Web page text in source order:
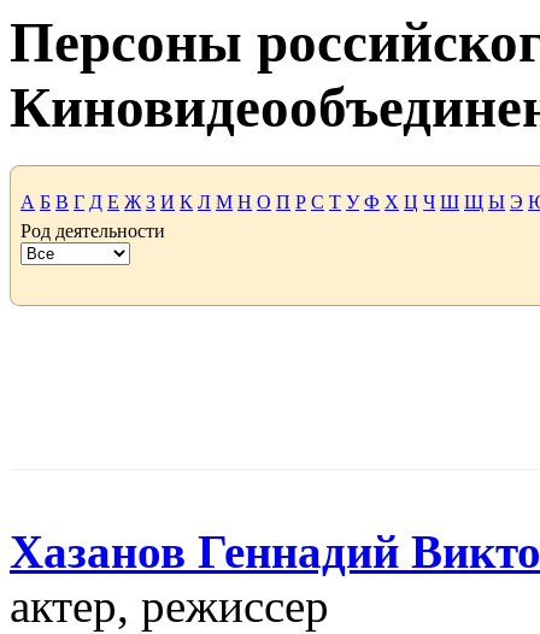
Персоны
А Б В Г Д Е Ж З И К Л М Н О П Р С Т У Ф Х Ц Ч Ш Щ Ы Э
Род деятельности
Хазанов Геннадий
актер, режисcер